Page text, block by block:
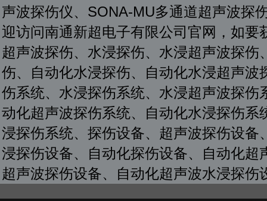
声波探伤仪、SONA-MU多通道超声波探
迎访问南通新超电子有限公司官网，如
超声波探伤、水浸探伤、水浸超声波探
伤、自动化水浸探伤、自动化水浸超声
伤系统、水浸探伤系统、水浸超声波探
动化超声波探伤系统、自动化水浸探伤
浸探伤系统、探伤设备、超声波探伤设
浸探伤设备、自动化探伤设备、自动化
超声波探伤设备、自动化超声波水浸探